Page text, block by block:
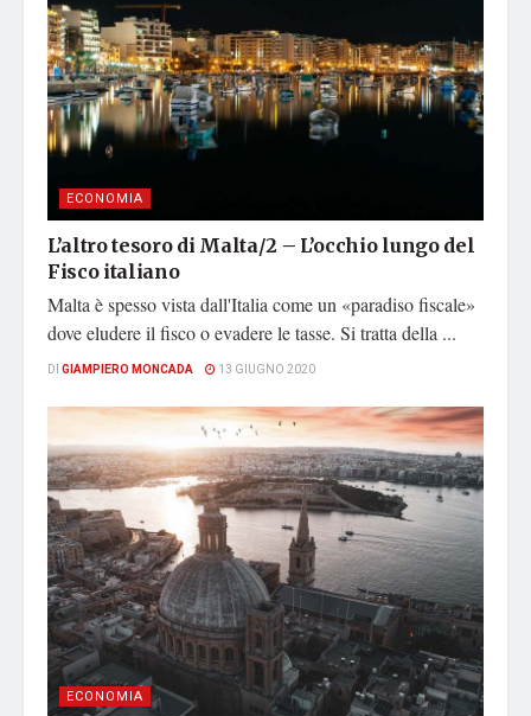
ECONOMIA
L’altro tesoro di Malta/2 – L’occhio lungo del
Fisco italiano
Malta è spesso vista dall'Italia come un «paradiso fiscale»
dove eludere il fisco o evadere le tasse. Si tratta della ...
DI GIAMPIERO MONCADA 13 GIUGNO 2020
ECONOMIA